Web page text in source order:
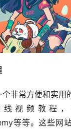
非常方便和实用
视频教程，
等等。这些网